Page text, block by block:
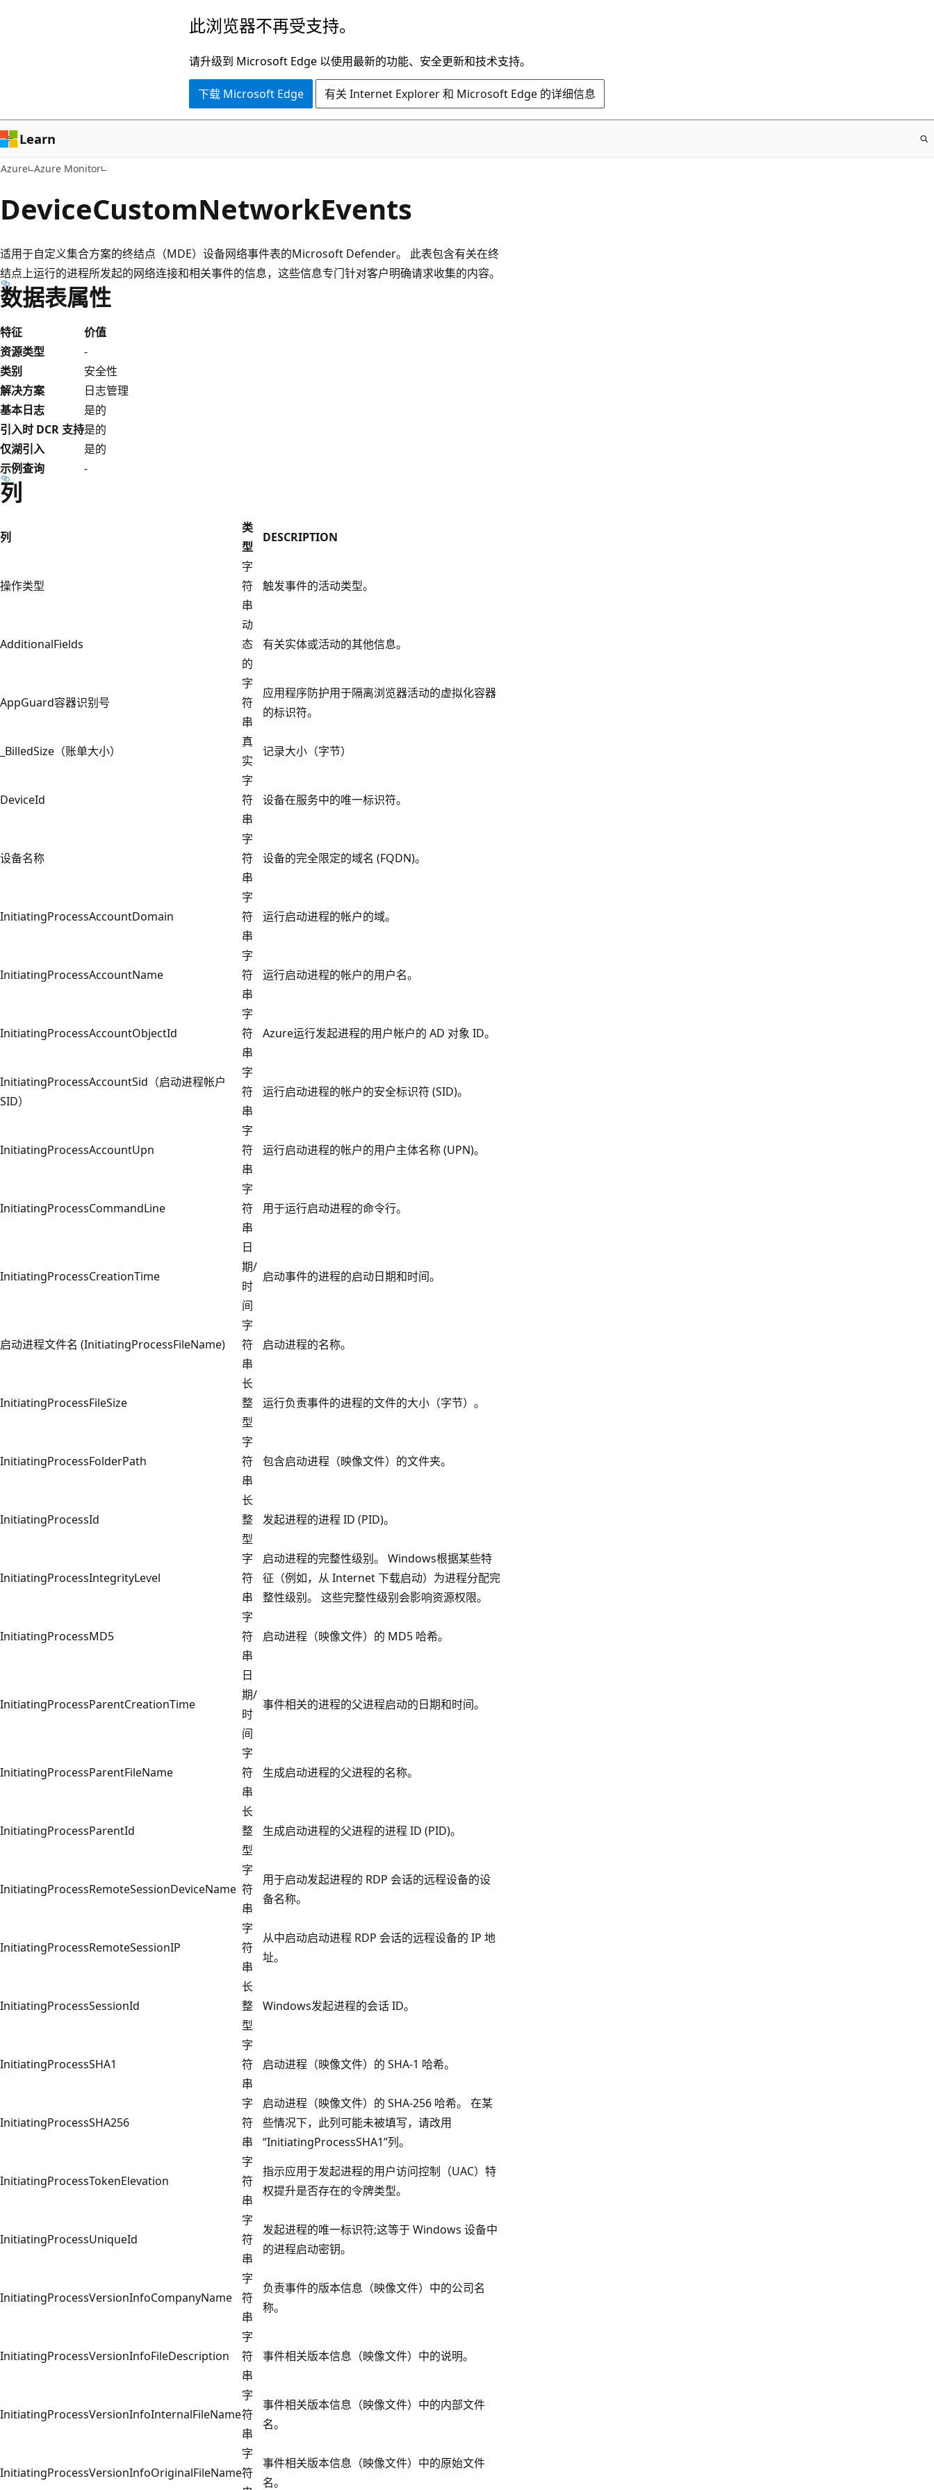
容
此浏览器不再受支持。
请升级到 Microsoft Edge 以使用最新的功能、安全更新和技术支持。
下载 Microsoft Edge 有关 Internet Explorer 和 Microsoft Edge 的详细信息
Learn
Azure Azure Monitor
DeviceCustomNetworkEvents
适用于自定义集合方案的终结点（MDE）设备网络事件表的Microsoft Defender。 此表包含有关在终
结点上运行的进程所发起的网络连接和相关事件的信息，这些信息专门针对客户明确请求收集的内容。
数据表属性
特征
价值
资源类型
-
类别
安全性
解决方案
日志管理
基本日志
是的
引入时 DCR 支持是的
仅湖引入
是的
示例查询
-
列
列
类
型
DESCRIPTION
操作类型
字
符
串
触发事件的活动类型。
AdditionalFields
动
态
的
有关实体或活动的其他信息。
AppGuard容器识别号
字
符
串
应用程序防护用于隔离浏览器活动的虚拟化容器
的标识符。
_BilledSize（账单大小）
真
实
记录大小（字节）
DeviceId
字
符
串
设备在服务中的唯一标识符。
设备名称
字
符
串
设备的完全限定的域名 (FQDN)。
InitiatingProcessAccountDomain
字
符
串
运行启动进程的帐户的域。
InitiatingProcessAccountName
字
符
串
运行启动进程的帐户的用户名。
InitiatingProcessAccountObjectId
字
符
串
Azure运行发起进程的用户帐户的 AD 对象 ID。
InitiatingProcessAccountSid（启动进程帐户
SID）
字
符
串
运行启动进程的帐户的安全标识符 (SID)。
InitiatingProcessAccountUpn
字
符
串
运行启动进程的帐户的用户主体名称 (UPN)。
InitiatingProcessCommandLine
字
符
串
用于运行启动进程的命令行。
InitiatingProcessCreationTime
日
期/
时
间
启动事件的进程的启动日期和时间。
启动进程文件名 (InitiatingProcessFileName)
字
符
串
启动进程的名称。
InitiatingProcessFileSize
长
整
型
运行负责事件的进程的文件的大小（字节）。
InitiatingProcessFolderPath
字
符
串
包含启动进程（映像文件）的文件夹。
InitiatingProcessId
长
整
型
发起进程的进程 ID (PID)。
InitiatingProcessIntegrityLevel
字
符
串
启动进程的完整性级别。 Windows根据某些特
征（例如，从 Internet 下载启动）为进程分配完
整性级别。 这些完整性级别会影响资源权限。
InitiatingProcessMD5
字
符
串
启动进程（映像文件）的 MD5 哈希。
InitiatingProcessParentCreationTime
日
期/
时
间
事件相关的进程的父进程启动的日期和时间。
InitiatingProcessParentFileName
字
符
串
生成启动进程的父进程的名称。
InitiatingProcessParentId
长
整
型
生成启动进程的父进程的进程 ID (PID)。
InitiatingProcessRemoteSessionDeviceName
字
符
串
用于启动发起进程的 RDP 会话的远程设备的设
备名称。
InitiatingProcessRemoteSessionIP
字
符
串
从中启动启动进程 RDP 会话的远程设备的 IP 地
址。
InitiatingProcessSessionId
长
整
型
Windows发起进程的会话 ID。
InitiatingProcessSHA1
字
符
串
启动进程（映像文件）的 SHA-1 哈希。
InitiatingProcessSHA256
字
符
串
启动进程（映像文件）的 SHA-256 哈希。 在某
些情况下，此列可能未被填写，请改用
“InitiatingProcessSHA1”列。
InitiatingProcessTokenElevation
字
符
串
指示应用于发起进程的用户访问控制（UAC）特
权提升是否存在的令牌类型。
InitiatingProcessUniqueId
字
符
串
发起进程的唯一标识符;这等于 Windows 设备中
的进程启动密钥。
InitiatingProcessVersionInfoCompanyName
字
符
串
负责事件的版本信息（映像文件）中的公司名
称。
InitiatingProcessVersionInfoFileDescription
字
符
串
事件相关版本信息（映像文件）中的说明。
InitiatingProcessVersionInfoInternalFileName
字
符
串
事件相关版本信息（映像文件）中的内部文件
名。
InitiatingProcessVersionInfoOriginalFileName
字
符
事件相关版本信息（映像文件）中的原始文件
名。